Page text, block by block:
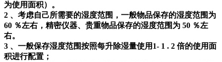
为使用面积）。
2 、考虑自己所需要的湿度范围，一般物品保存的湿度范围为
60 ％左右，精密仪器、贵重物品保存的湿度范围为 50 ％左
右。
3 、一般保存湿度范围按照每升除湿量使用1- 1 . 2 倍的使用面
积进行配置；